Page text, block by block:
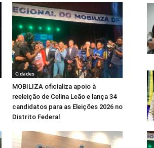
Cidades
MOBILIZA oficializa apoio à
reeleição de Celina Leão e lança 34
candidatos para as Eleições 2026 no
Distrito Federal